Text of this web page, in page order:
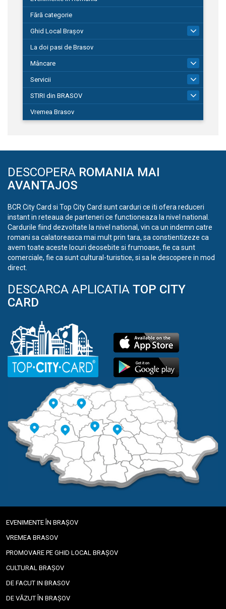
Fără categorie
Ghid Local Brașov
La doi pasi de Brasov
Mâncare
Servicii
STIRI din BRASOV
Vremea Brasov
DESCOPERA ROMANIA MAI
AVANTAJOS
BCR City Card si Top City Card sunt carduri ce iti ofera reduceri
instant in reteaua de parteneri ce functioneaza la nivel national.
Cardurile fiind dezvoltate la nivel national, vin ca un indemn catre
romani sa calatoreasca mai mult prin tara, sa constientizeze ca
avem toate aceste locuri deosebite si frumoase, fie ca sunt
comerciale, fie ca sunt cultural-turistice, si sa le descopere in mod
direct.
DESCARCA APLICATIA TOP CITY
CARD
EVENIMENTE ÎN BRAȘOV
VREMEA BRASOV
PROMOVARE PE GHID LOCAL BRAȘOV
CULTURAL BRAȘOV
DE FACUT IN BRASOV
DE VĂZUT ÎN BRAȘOV